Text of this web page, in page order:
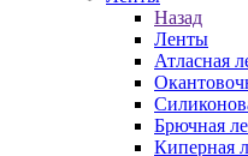
Назад
Ленты
Атласная
Брючная
Киперная